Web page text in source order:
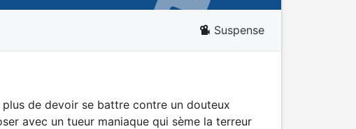
Suspense
plus de devoir se battre contre un douteux
avec un tueur maniaque qui sème la terreur